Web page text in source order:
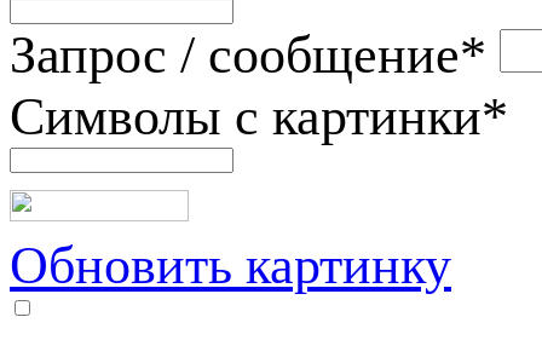
Запрос / сообщение*
Символы с картинки*
Обновить картинку